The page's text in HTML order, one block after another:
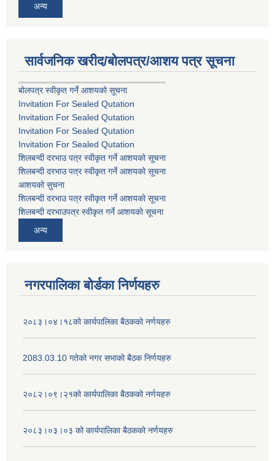
अन्य
सार्वजनिक खरीद/बोलपत्र/आशय पत्र सूचना
बोलपत्र स्वीकृत गर्ने आशयको सूचना
Invitation For Sealed Qutation
Invitation For Sealed Qutation
Invitation For Sealed Qutation
Invitation For Sealed Qutation
शिलबन्दी दरभाउ पत्र स्वीकृत गर्ने आशयको सूचना
शिलबन्दी दरभाउ पत्र स्वीकृत गर्ने आशयको सूचना
आशयको सुचना
शिलबन्दी दरभाउ पत्र स्वीकृत गर्ने आशयको सूचना
शिलबन्दी दरभाउपत्र स्वीकृत गर्ने आशयको सूचना
अन्य
नगरपालिका बोर्डका निर्णयहरु
२०८३।०४।१८को कार्यपालिका बैठकको नर्णयहरु
2083.03.10 गतेको नगर सभाको बैठक निर्णयहरु
२०८२।०९।२१को कार्यपालिका बैठकको नर्णयहरु
२०८३।०३।०३ को कार्यपालिका बैठकको नर्णयहरु